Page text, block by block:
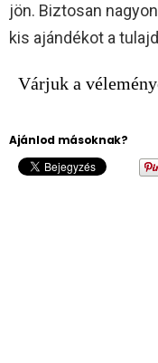
jön. Biztosan
kis ajándékot a
Várjuk a
Ajánlod másoknak?